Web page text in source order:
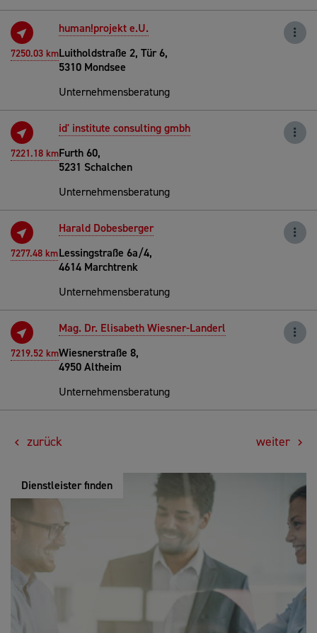
7250.03 km
human!projekt e.U.
Luitholdstraße 2, Tür 6,
5310 Mondsee
Unternehmensberatung
7221.18 km
id' institute consulting gmbh
Furth 60,
5231 Schalchen
Unternehmensberatung
7277.48 km
Harald Dobesberger
Lessingstraße 6a/4,
4614 Marchtrenk
Unternehmensberatung
7219.52 km
Mag. Dr. Elisabeth Wiesner-Landerl
Wiesnerstraße 8,
4950 Altheim
Unternehmensberatung
zurück weiter
Dienstleister finden